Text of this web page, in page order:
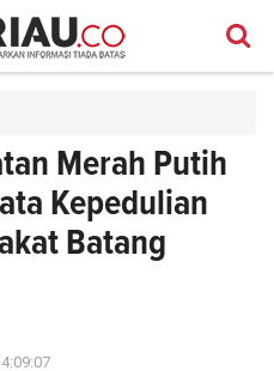
Merah Putih
Kepedulian
Batang